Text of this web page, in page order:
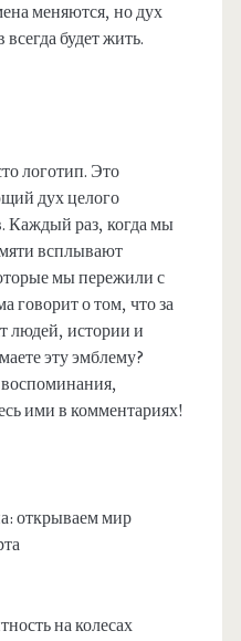
меняются, но дух
будет жить.
логотип. Это
дух целого
Каждый раз, когда мы
всплывают
мы пережили с
говорит о том, что за
людей, истории и
эту эмблему?
ими в комментариях!
открываем мир
на колесах